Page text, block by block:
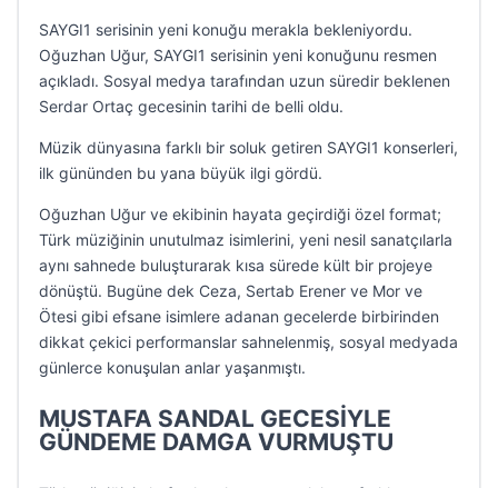
SAYGI1 serisinin yeni konuğu merakla bekleniyordu.
Oğuzhan Uğur, SAYGI1 serisinin yeni konuğunu resmen
açıkladı. Sosyal medya tarafından uzun süredir beklenen
Serdar Ortaç gecesinin tarihi de belli oldu.
Müzik dünyasına farklı bir soluk getiren SAYGI1 konserleri,
ilk gününden bu yana büyük ilgi gördü.
Oğuzhan Uğur ve ekibinin hayata geçirdiği özel format;
Türk müziğinin unutulmaz isimlerini, yeni nesil sanatçılarla
aynı sahnede buluşturarak kısa sürede kült bir projeye
dönüştü. Bugüne dek Ceza, Sertab Erener ve Mor ve
Ötesi gibi efsane isimlere adanan gecelerde birbirinden
dikkat çekici performanslar sahnelenmiş, sosyal medyada
günlerce konuşulan anlar yaşanmıştı.
MUSTAFA SANDAL GECESİYLE
GÜNDEME DAMGA VURMUŞTU